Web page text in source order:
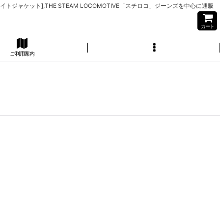
ジャケット],THE STEAM LOCOMOTIVE「スチロコ」ジーンズを中心に通販
カート
ご利用案内